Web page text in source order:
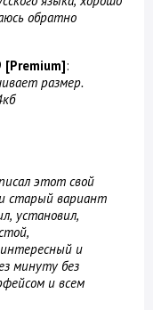
обратно
[Premium]:
размер.
этот свой
старый вариант
установил,
и
минуту без
и всем